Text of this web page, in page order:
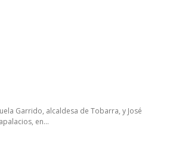
Garrido, alcaldesa de Tobarra, y José
en...